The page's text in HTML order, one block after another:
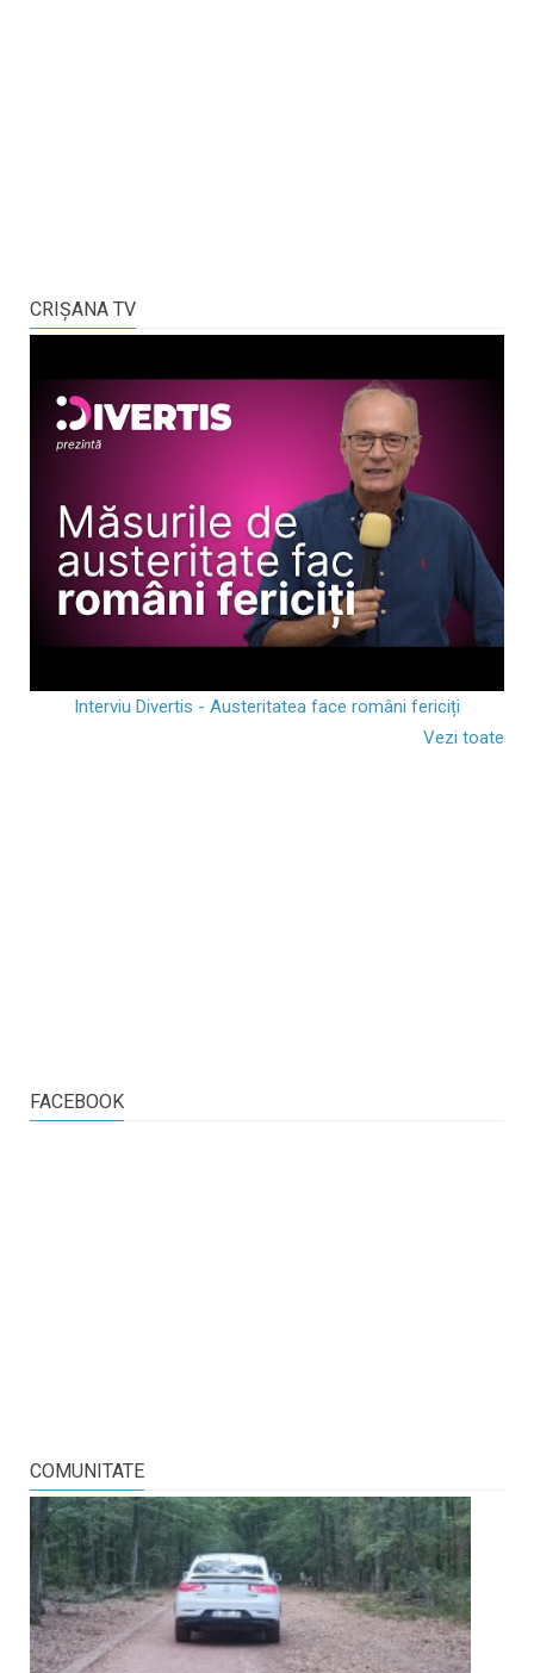
CRIŞANA TV
Interviu Divertis - Austeritatea face români fericiți
Vezi toate
FACEBOOK
COMUNITATE